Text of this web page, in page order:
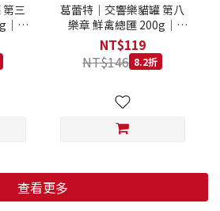
三
罐
德
葛蕾特｜交響樂貓罐 第八
樂章 鮮禽總匯 200g｜
GranataPet 200克 主食罐
無穀罐 無膠罐 主食貓罐 德
罐
NT$119
NT$146 8.2折
查看更多